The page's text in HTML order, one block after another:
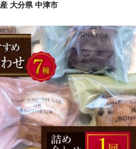
大分県 中津市